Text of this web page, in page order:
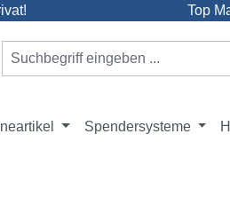
Top
Spendersysteme